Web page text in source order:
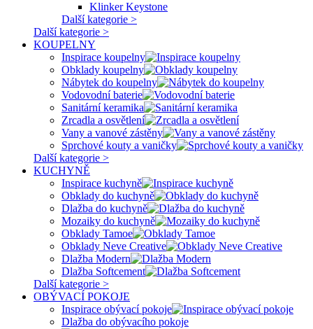
Klinker Keystone
Další kategorie >
Další kategorie >
KOUPELNY
Inspirace koupelny
Obklady koupelny
Nábytek do koupelny
Vodovodní baterie
Sanitární keramika
Zrcadla a osvětlení
Vany a vanové zástěny
Sprchové kouty a vaničky
Další kategorie >
KUCHYNĚ
Inspirace kuchyně
Obklady do kuchyně
Dlažba do kuchyně
Mozaiky do kuchyně
Obklady Tamoe
Obklady Neve Creative
Dlažba Modern
Dlažba Softcement
Další kategorie >
OBÝVACÍ POKOJE
Inspirace obývací pokoje
Dlažba do obývacího pokoje